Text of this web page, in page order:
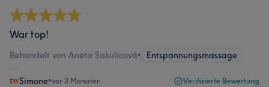
War top!
Behandelt von Aneta Sakulicová• Entspannungsmassage
Simone•vor 3 Monaten Verifizierte Bewertung